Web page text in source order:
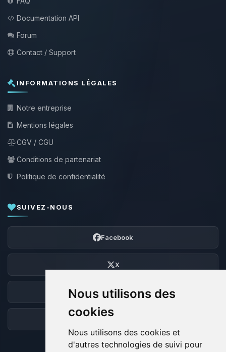
Nous utilisons des
cookies
Nous utilisons des cookies et
d'autres technologies de suivi pour
Documentation API
Forum
Contact / Support
INFORMATIONS LÉGALES
Notre entreprise
Mentions légales
CGV / CGU
Conditions de partenariat
Politique de confidentialité
SUIVEZ-NOUS
Facebook
X
Discord
Forum